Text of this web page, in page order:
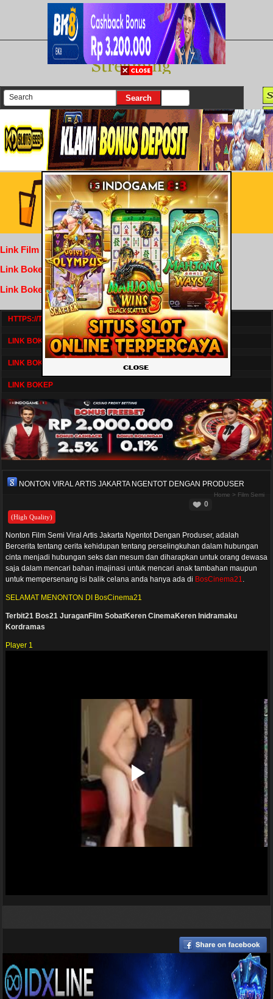
There are currently 25614 movies on our website
Login
Link Film Dewasa
Link Bokep Indofilm
Link Bokep FilmNikmat
HTTPS://TV1.BOSKU21.CAM/
LINK BOKEP DRAMASERIAL
LINK BOKEP
LINK BOKEP
NONTON VIRAL ARTIS JAKARTA NGENTOT DENGAN PRODUSER
Home > Film Semi
0
(High Quality)
Nonton Film Semi Viral Artis Jakarta Ngentot Dengan Produser, adalah
Bercerita tentang cerita kehidupan tentang perselingkuhan dalam hubungan
cinta menjadi hubungan seks dan mesum dan diharapkan untuk orang dewasa
saja dalam mencari bahan imajinasi untuk mencari anak tambahan maupun
untuk mempersenang isi balik celana anda hanya ada di BosCinema21.
SELAMAT MENONTON DI BosCinema21
Terbit21 Bos21 JuraganFilm SobatKeren CinemaKeren Inidramaku
Kordramas
Player 1